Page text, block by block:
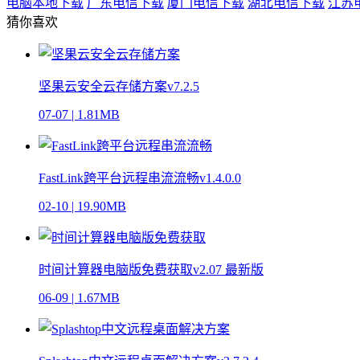
猜你喜欢
坚果云安全云存储方案v7.2.5
07-07 | 1.81MB
FastLink跨平台远程串流流畅v1.4.0.0
02-10 | 19.90MB
时间计算器电脑版免费获取v2.07 最新版
06-09 | 1.67MB